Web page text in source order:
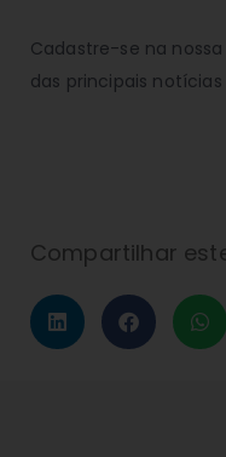
Cadastre-se na nossa
das principais
Compartilhar